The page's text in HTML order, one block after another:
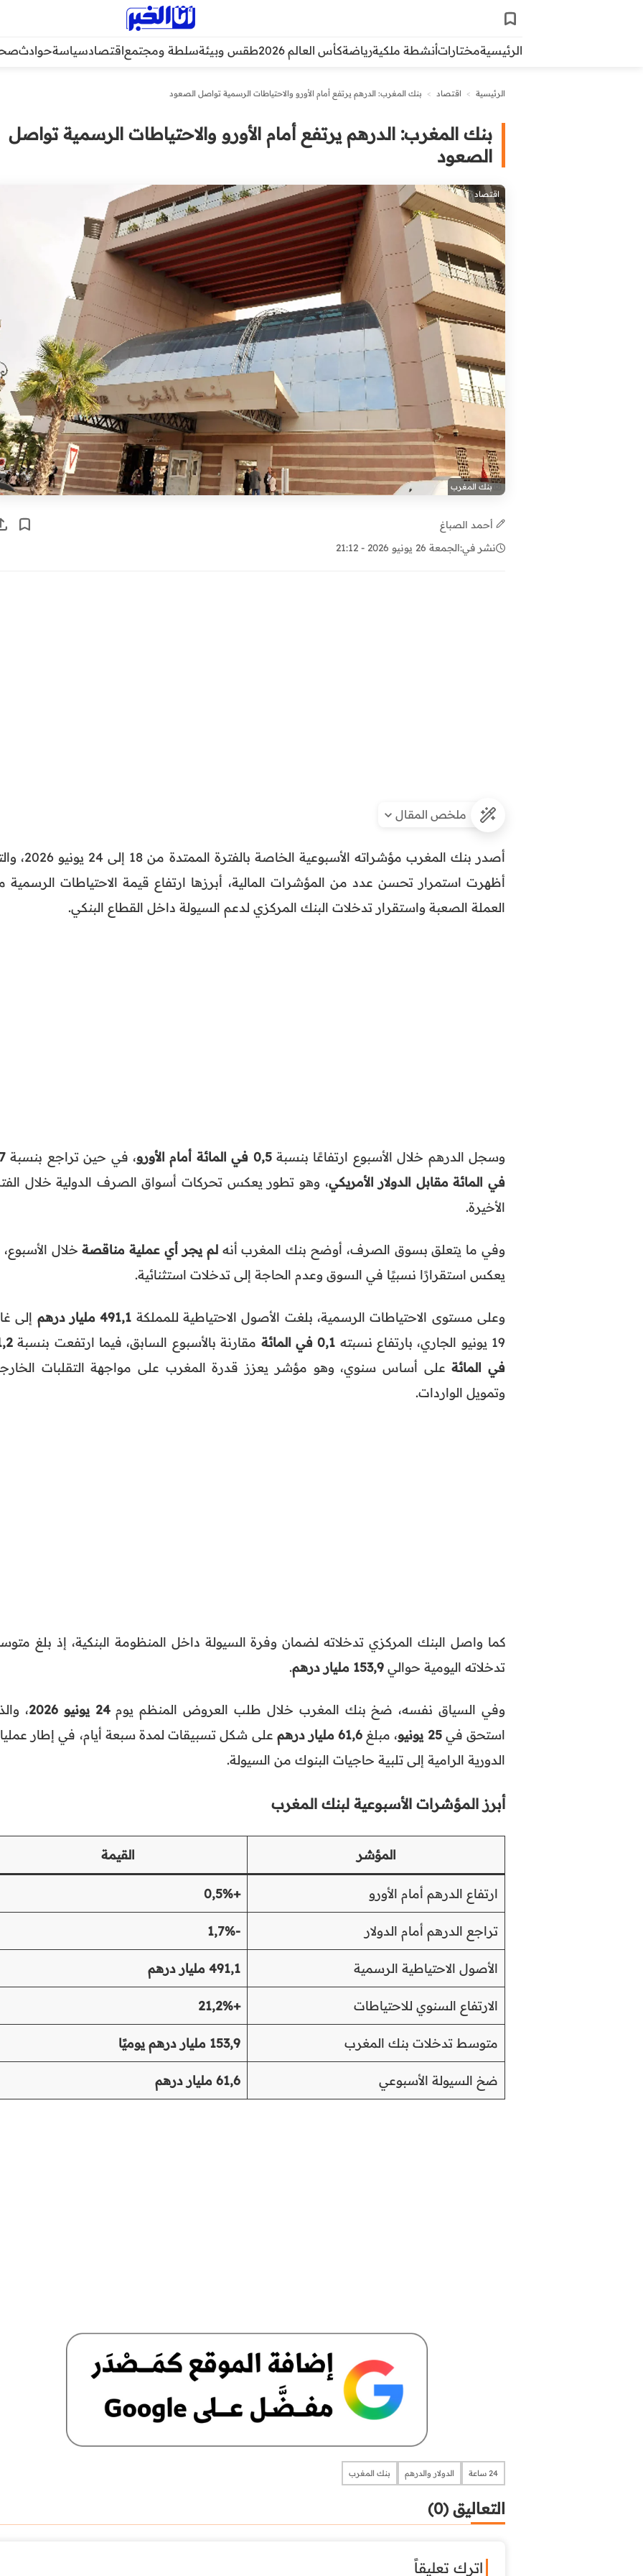
الرئيسيةمختاراتأنشطة ملكيةرياضةكأس العالم 2026 طقس وبيئةسلطة ومجتمعاقتصادسياسةحوادث
الرئيسية > اقتصاد > بنك المغرب: الدرهم يرتفع أمام الأورو والاحتياطات الرسمية تواصل الصعود
بنك المغرب: الدرهم يرتفع أمام الأورو والاحتياطات الرسمية تواصل
الصعود
اقتصاد
بنك المغرب
أحمد الصباغ
نشر في:الجمعة 26 يونيو 2026 - 21:12
ملخص المقال
أصدر بنك المغرب مؤشراته الأسبوعية الخاصة بالفترة
أظهرت استمرار تحسن عدد من المؤشرات المالية، أبرزها ارتفاع قيمة الاحتياطات الرسمية
العملة الصعبة واستقرار تدخلات البنك المركزي لدعم السيولة داخل القطاع البنكي.
وسجل الدرهم خلال الأسبوع ارتفاعًا بنسبة0,5 في المائة أمام الأورو ، في حين تراجع بنسبة
في المائة مقابل الدولار الأمريكي، وهو تطور يعكس تحركات أسواق الصرف الدولية خلال
الأخيرة.
وفي ما يتعلق بسوق الصرف، أوضح بنك المغرب أنهلم يجر أي عملية مناقصةخلال الأسبوع،
يعكس استقرارًا نسبيًا في السوق وعدم الحاجة إلى تدخلات استثنائية.
وعلى مستوى الاحتياطات الرسمية، بلغت الأصول الاحتياطية للمملكة 491,1 مليار درهم
إلى
19 يونيو الجاري، بارتفاع نسبته
0,1 في المائة مقارنة بالأسبوع السابق، فيما ارتفعت بنسبة
في المائةعلى أساس سنوي، وهو مؤشر يعزز قدرة المغرب على مواجهة التقلبات
وتمويل الواردات.
كما واصل البنك المركزي تدخلاته لضمان وفرة السيولة داخل المنظومة البنكية، إذ بلغ
تدخلاته اليومية حوالي 153,9 مليار درهم .
وفي السياق نفسه، ضخ بنك المغرب خلال طلب العروض المنظم يوم24 يونيو 2026
،
استحق في25 يونيو ، مبلغ 61,6 مليار درهم
على شكل تسبيقات لمدة سبعة أيام، في إطار
الدورية الرامية إلى تلبية حاجيات البنوك من السيولة.
أبرز المؤشرات الأسبوعية لبنك المغرب
المؤشر القيمة
ارتفاع الدرهم أمام الأورو +0,5%
تراجع الدرهم أمام الدولار -1,7%
الأصول الاحتياطية الرسمية 491,1 مليار درهم
الارتفاع السنوي للاحتياطات +21,2%
متوسط تدخلات بنك المغرب 153,9 مليار درهم يوميًا
ضخ السيولة الأسبوعي 61,6 مليار درهم
24 ساعة الدولار والدرهم بنك المغرب
التعاليق (0)
اترك تعليقاً